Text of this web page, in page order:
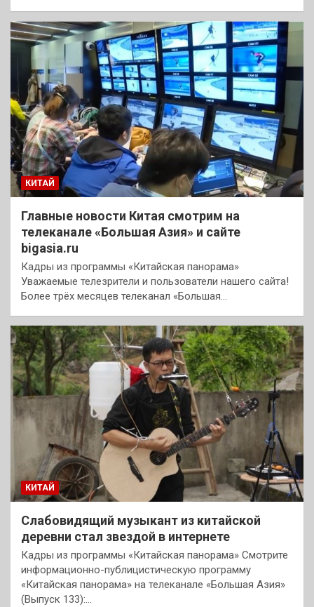
КИТАЙ
Главные новости Китая смотрим на
телеканале «Большая Азия» и сайте
bigasia.ru
Кадры из программы «Китайская панорама»
Уважаемые телезрители и пользователи нашего сайта!
Более трёх месяцев телеканал «Большая…
КИТАЙ
Слабовидящий музыкант из китайской
деревни стал звездой в интернете
Кадры из программы «Китайская панорама» Смотрите
информационно-публицистическую программу
«Китайская панорама» на телеканале «Большая Азия»
(Выпуск 133):…